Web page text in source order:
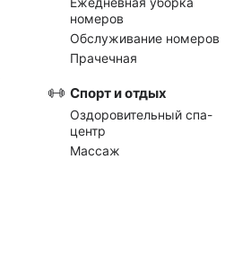
номеров
Обслуживание номеров
Прачечная
Спорт и отдых
Оздоровительный спа-
центр
Массаж